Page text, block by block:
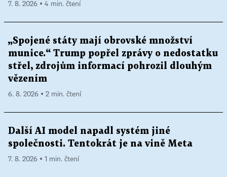
7. 8. 2026 ▪ 4 min. čtení
„Spojené státy mají obrovské množství
munice.“ Trump popřel zprávy o nedostatku
střel, zdrojům informací pohrozil dlouhým
vězením
6. 8. 2026 ▪ 2 min. čtení
Další AI model napadl systém jiné
společnosti. Tentokrát je na vině Meta
7. 8. 2026 ▪ 1 min. čtení